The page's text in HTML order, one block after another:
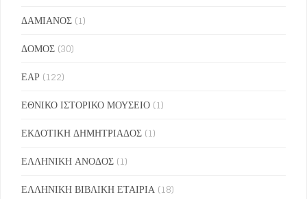
ΔΑΜΙΑΝΟΣ (1)
ΔΟΜΟΣ (30)
ΕΑΡ (122)
ΕΘΝΙΚΟ ΙΣΤΟΡΙΚΟ ΜΟΥΣΕΙΟ (1)
ΕΚΔΟΤΙΚΗ ΔΗΜΗΤΡΙΑΔΟΣ (1)
ΕΛΛΗΝΙΚΗ ΑΝΟΔΟΣ (1)
ΕΛΛΗΝΙΚΗ ΒΙΒΛΙΚΗ ΕΤΑΙΡΙΑ (18)